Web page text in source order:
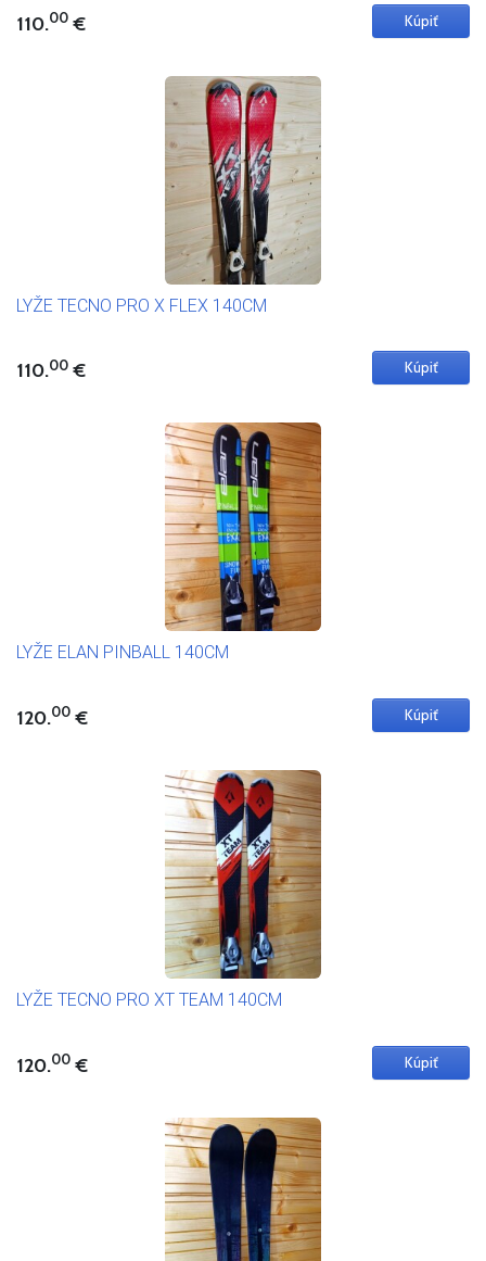
110.00 €
LYŽE TECNO PRO X FLEX 140CM
110.00 €
LYŽE ELAN PINBALL 140CM
120.00 €
LYŽE TECNO PRO XT TEAM 140CM
120.00 €